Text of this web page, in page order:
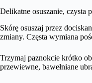
Delikatne osuszanie, czysta
Skórę osuszaj przez
zmiany. Częsta wymiana
Trzymaj paznokcie krótko
przewiewne, bawełniane